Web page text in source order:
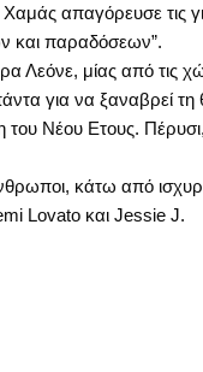
απαγόρευσε τις
και παραδόσεων”.
Λεόνε, μίας από τις
για να ξαναβρεί τη
Νέου Ετους.
κάτω από
Lovato και Jessie J.